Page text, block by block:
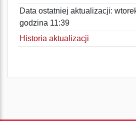
Data ostatniej aktualizacji:
godzina 11:39
Historia aktualizacji